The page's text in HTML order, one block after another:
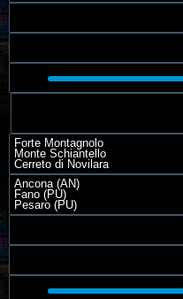
Forte Montagnolo
Monte Schiantello
Cerreto di Novilara
Ancona (AN)
Fano (PU)
Pesaro (PU)